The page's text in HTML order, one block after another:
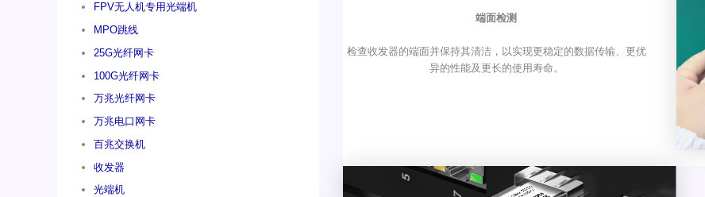
FPV无人机专用光端机
MPO跳线
25G光纤网卡
100G光纤网卡
万兆光纤网卡
万兆电口网卡
百兆交换机
收发器
光端机
端面检测
检查收发器的端面并保持其清洁，以实现更稳定的数据传输、更优
异的性能及更长的使用寿命。